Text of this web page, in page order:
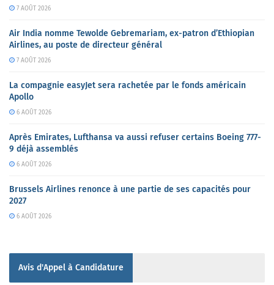
7 AOÛT 2026
Air India nomme Tewolde Gebremariam, ex-patron d’Ethiopian
Airlines, au poste de directeur général
7 AOÛT 2026
La compagnie easyJet sera rachetée par le fonds américain
Apollo
6 AOÛT 2026
Après Emirates, Lufthansa va aussi refuser certains Boeing 777-
9 déjà assemblés
6 AOÛT 2026
Brussels Airlines renonce à une partie de ses capacités pour
2027
6 AOÛT 2026
Avis d'Appel à Candidature